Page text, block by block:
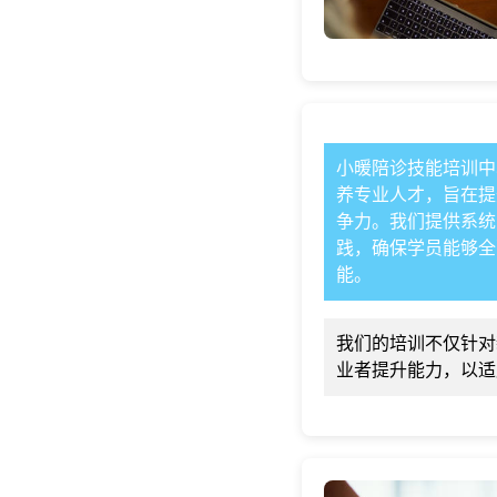
小暖陪诊技能培训
养专业人才，旨在
争力。我们提供系
践，确保学员能够
能。
我们的培训不仅针
业者提升能力，以